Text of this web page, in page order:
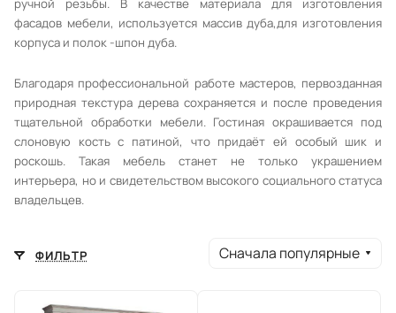
ручной резьбы. В качестве материала для изготовления
фасадов мебели, используется массив дуба,для изготовления
корпуса и полок -шпон дуба.
Благодаря профессиональной работе мастеров, первозданная
природная текстура дерева сохраняется и после проведения
тщательной обработки мебели. Гостиная окрашивается под
слоновую кость с патиной, что придаёт ей особый шик и
роскошь. Такая мебель станет не только украшением
интерьера, но и свидетельством высокого социального статуса
владельцев.
ФИЛЬТР Сначала популярные